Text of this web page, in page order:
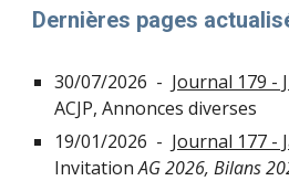
Dernières pages
30/07/2026 - Journal 179 -
ACJP, Annonces diverses
19/01/2026 - Journal 177 -
InvitationAG 2026, Bilans